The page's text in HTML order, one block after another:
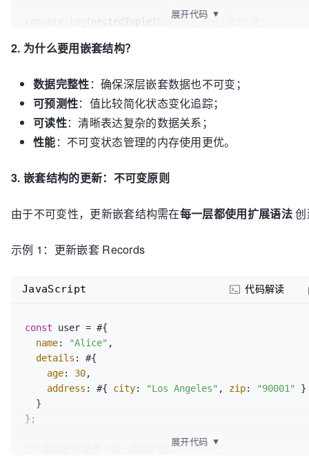
console (nestedTuple[ 0 ][1]); // 输出：2
York"
展开代码 ▼
2. 为什么要用嵌套结构？
数据完整性：确保深层嵌套数据也不可变；
可预测性：值比较简化状态变化追踪；
可读性：清晰表达复杂的数据关系；
性能：不可变状态管理的内存使用更优。
3. 嵌套结构的更新：不可变原则
由于不可变性，更新嵌套结构需在每一层都使用扩展语法
示例 1：更新嵌套 Records
const user = #{
name: "Alice" ,
details : #{
age: 30,
address : #{ city: "Los Angeles" , zip: "90001"
}
};
// 深层更新城市（每一层都扩展）
JavaScript 代码解读
展开代码 ▼